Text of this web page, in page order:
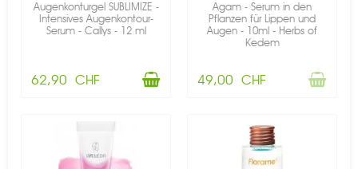
Augenkonturgel SUBLIMIZE -
Intensives Augenkontour-
Serum - Callys - 12 ml
62,90 CHF
Agam - Serum in den
Pflanzen für Lippen und
Augen - 10ml - Herbs of
Kedem
49,00 CHF